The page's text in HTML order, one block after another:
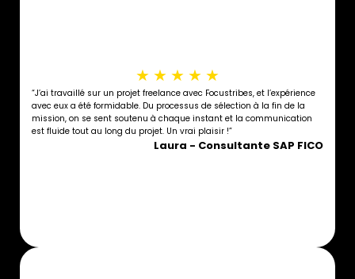
★ ★ ★ ★ ★
“J’ai travaillé sur un projet freelance avec Focustribes, et l’expérience
avec eux a été formidable. Du processus de sélection à la fin de la
mission, on se sent soutenu à chaque instant et la communication
est fluide tout au long du projet. Un vrai plaisir !”
Laura - Consultante SAP FICO